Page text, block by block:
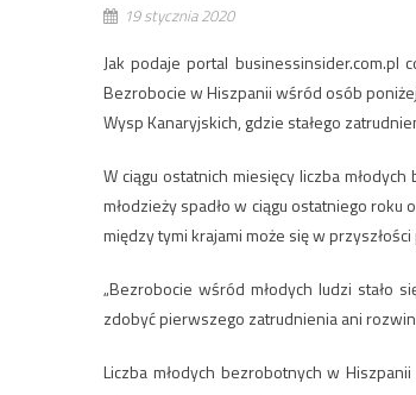
19 stycznia 2020
Jak podaje portal
Bezrobocie w Hiszpanii wśród osób
Wysp Kanaryjskich, gdzie stałego
W ciągu ostatnich miesięcy liczba
młodzieży spadło w ciągu ostatniego
między tymi krajami może się w przyszłości
„Bezrobocie wśród młodych ludzi stało
zdobyć pierwszego zatrudnienia ani
Liczba młodych bezrobotnych w